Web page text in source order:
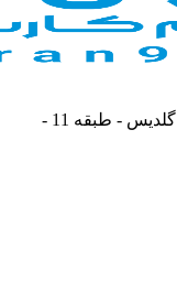
تهران - میدان دوم صادقیه مجتمع تجاری گلدیس - طبقه 11 -